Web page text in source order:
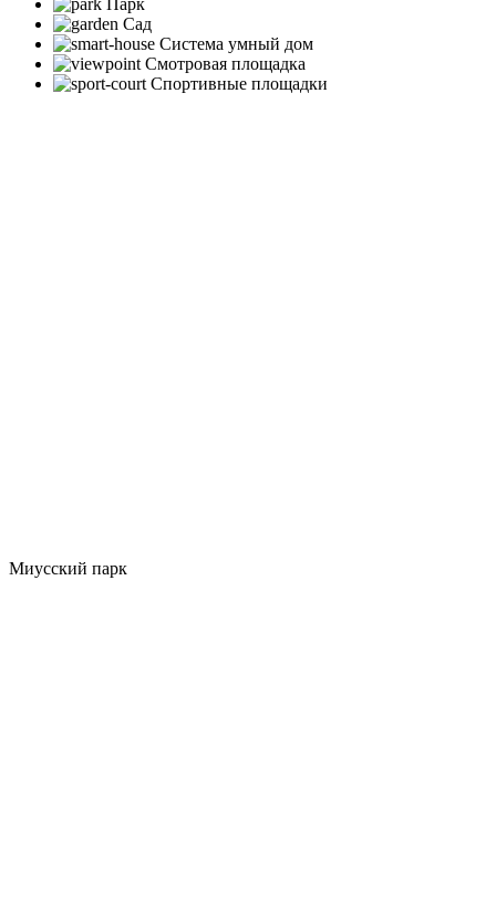
Сад
Система умный дом
Смотровая площадка
Спортивные площадки
Миусский парк